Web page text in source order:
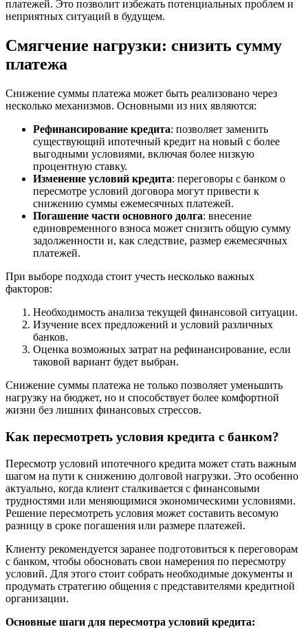
платежей. Это позволит избежать потенциальных проблем и
неприятных ситуаций в будущем.
Смягчение нагрузки: снизить сумму
платежа
Снижение суммы платежа может быть реализовано через
несколько механизмов. Основными из них являются:
Рефинансирование кредита: позволяет заменить
существующий ипотечный кредит на новый с более
выгодными условиями, включая более низкую
процентную ставку.
Изменение условий кредита: переговоры с банком о
пересмотре условий договора могут привести к
снижению суммы ежемесячных платежей.
Погашение части основного долга: внесение
единовременного взноса может снизить общую сумму
задолженности и, как следствие, размер ежемесячных
платежей.
При выборе подхода стоит учесть несколько важных
факторов:
Необходимость анализа текущей финансовой ситуации.
Изучение всех предложений и условий различных
банков.
Оценка возможных затрат на рефинансирование, если
таковой вариант будет выбран.
Снижение суммы платежа не только позволяет уменьшить
нагрузку на бюджет, но и способствует более комфортной
жизни без лишних финансовых стрессов.
Как пересмотреть условия кредита с банком?
Пересмотр условий ипотечного кредита может стать важным
шагом на пути к снижению долговой нагрузки. Это особенно
актуально, когда клиент сталкивается с финансовыми
трудностями или меняющимися экономическими условиями.
Решение пересмотреть условия может составить весомую
разницу в сроке погашения или размере платежей.
Клиенту рекомендуется заранее подготовиться к переговорам
с банком, чтобы обосновать свои намерения по пересмотру
условий. Для этого стоит собрать необходимые документы и
продумать стратегию общения с представителями кредитной
организации.
Основные шаги для пересмотра условий кредита: